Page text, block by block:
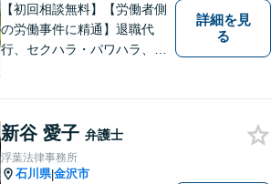
談可】
【初回相談無料】【労働者側
の労働事件に精通】退職代
行、セクハラ・パワハラ、労
ルも対応可能【メール相談／
ビデオ面談可】【土曜日も対
応】
詳細を見
る
新谷 愛子 弁護士
浮葉法律事務所
石川県|金沢市